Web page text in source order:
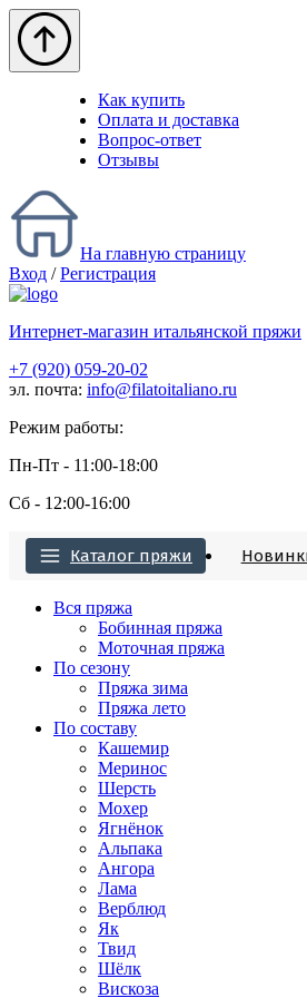
Как купить
Оплата и доставка
Вопрос-ответ
Отзывы
На главную страницу
Вход /Регистрация
Интернет-магазин итальянской пряжи
+7 (920) 059-20-02
эл. почта: info@filatoitaliano.ru
Режим работы:
Пн-Пт - 11:00-18:00
Сб - 12:00-16:00
Каталог пряжи
Вся пряжа
Бобинная пряжа
Моточная пряжа
По сезону
Пряжа зима
Пряжа лето
По составу
Кашемир
Меринос
Шерсть
Мохер
Ягнёнок
Альпака
Ангора
Лама
Верблюд
Як
Твид
Шёлк
Вискоза